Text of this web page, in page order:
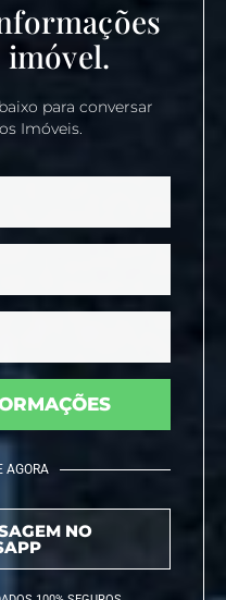
imóvel.
para conversar
Imóveis.
AGORA
NO